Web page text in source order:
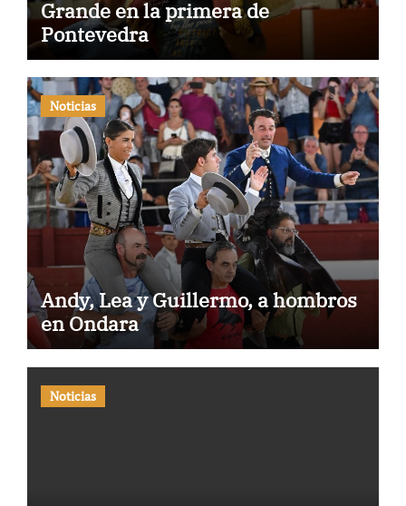
Grande en la primera de
Pontevedra
Noticias
Andy, Lea y Guillermo, a hombros
en Ondara
Noticias